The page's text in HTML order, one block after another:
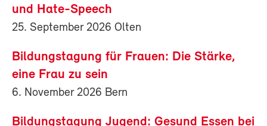
und Hate-Speech
25. September 2026 Olten
Bildungstagung für Frauen: Die Stärke,
eine Frau zu sein
6. November 2026 Bern
Bildungstagung Jugend: Gesund Essen bei